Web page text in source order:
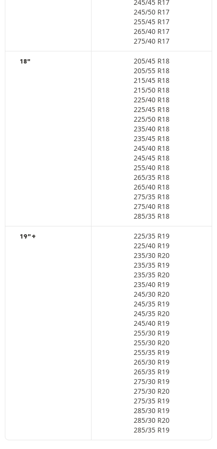
245/45 R17
245/50 R17
255/45 R17
265/40 R17
275/40 R17
18"
205/45 R18
205/55 R18
215/45 R18
215/50 R18
225/40 R18
225/45 R18
225/50 R18
235/40 R18
235/45 R18
245/40 R18
245/45 R18
255/40 R18
265/35 R18
265/40 R18
275/35 R18
275/40 R18
285/35 R18
19"+
225/35 R19
225/40 R19
235/30 R20
235/35 R19
235/35 R20
235/40 R19
245/30 R20
245/35 R19
245/35 R20
245/40 R19
255/30 R19
255/30 R20
255/35 R19
265/30 R19
265/35 R19
275/30 R19
275/30 R20
275/35 R19
285/30 R19
285/30 R20
285/35 R19